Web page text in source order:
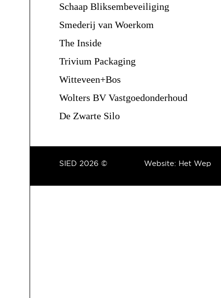
Schaap Bliksembeveiliging
Smederij van Woerkom
The Inside
Trivium Packaging
Witteveen+Bos
Wolters BV Vastgoedonderhoud
De Zwarte Silo
Website: Het Wep
SIED 2026 ©